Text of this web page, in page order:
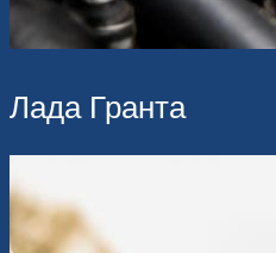
Лада Гранта